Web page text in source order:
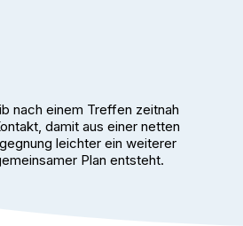
nach einem Treffen zeitnah
damit aus einer netten
leichter ein weiterer
Plan entsteht.